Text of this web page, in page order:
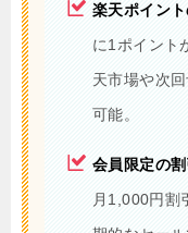
楽天ポイン
に1ポイント
天市場や次
可能。
会員限定の
月1,000円割